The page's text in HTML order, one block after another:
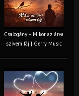
Csalogány – Mikor az árva
szívem fáj | Gerry Music